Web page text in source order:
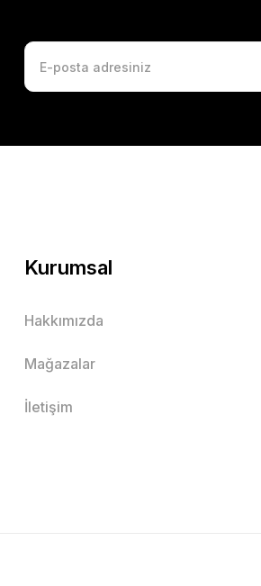
Kurumsal
Hakkımızda
Mağazalar
İletişim